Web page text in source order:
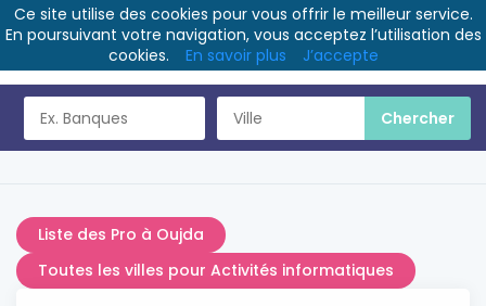
Liste des Pro à Oujda
Toutes les villes pour Activités informatiques
Ce site utilise des cookies pour vous offrir le meilleur service.
En poursuivant votre navigation, vous acceptez l’utilisation des
cookies.
En savoir plus J’accepte